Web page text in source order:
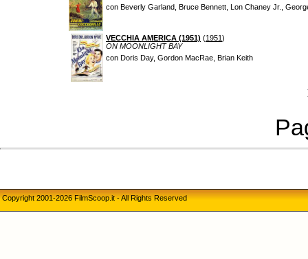
con Beverly Garland, Bruce Bennett, Lon Chaney Jr.,
VECCHIA AMERICA (1951) (1951)
ON MOONLIGHT BAY
con Doris Day, Gordon MacRae, Brian Keith
Copyright 2001-2026 FilmScoop.it - All Rights Reserved